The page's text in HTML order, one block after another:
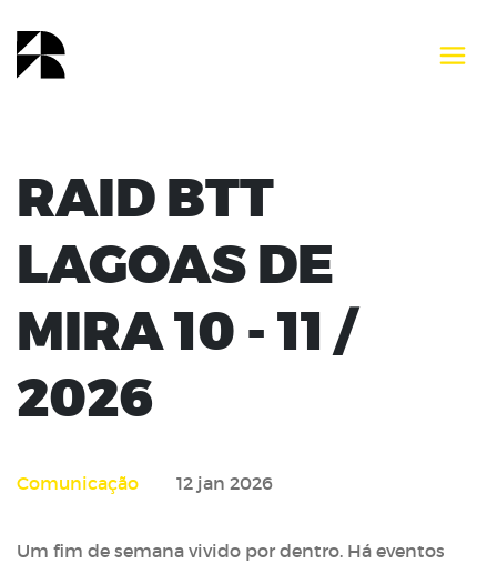
RAID BTT
LAGOAS DE
MIRA 10 - 11 /
2026
Comunicação 12 jan 2026
Um fim de semana vivido por dentro. Há eventos